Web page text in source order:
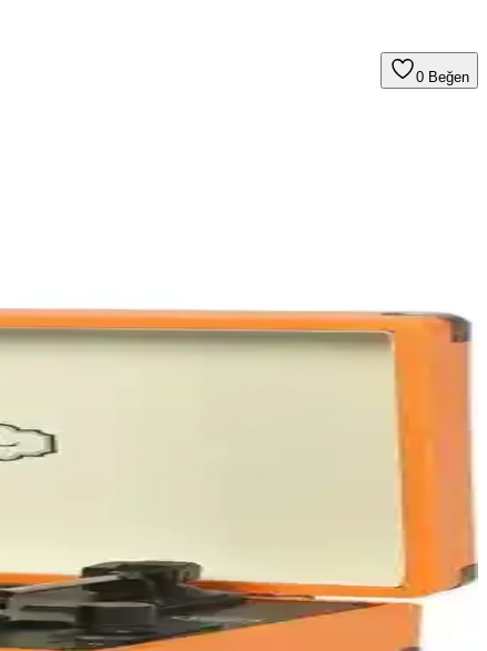
0 Beğen
kolay, çeşitli renk seçenekleri sunar.
en iyi plak çalar seçimini yapmanıza yardımcı oluyoruz.
özelliğiyle öne çıkar.